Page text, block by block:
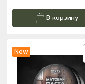
В корзину
New